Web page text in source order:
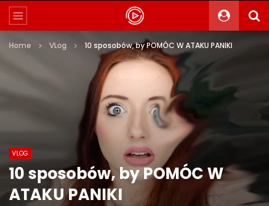
Home VLog 10 sposobów, by POMÓC W ATAKU PANIKI
VLOG
10 sposobów, by POMÓC W
ATAKU PANIKI